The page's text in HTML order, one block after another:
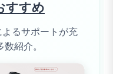
すすめ
るサポートが充
紹介。